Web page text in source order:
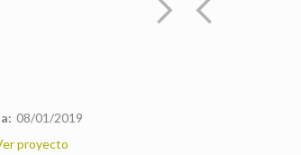
08/01/2019
proyecto